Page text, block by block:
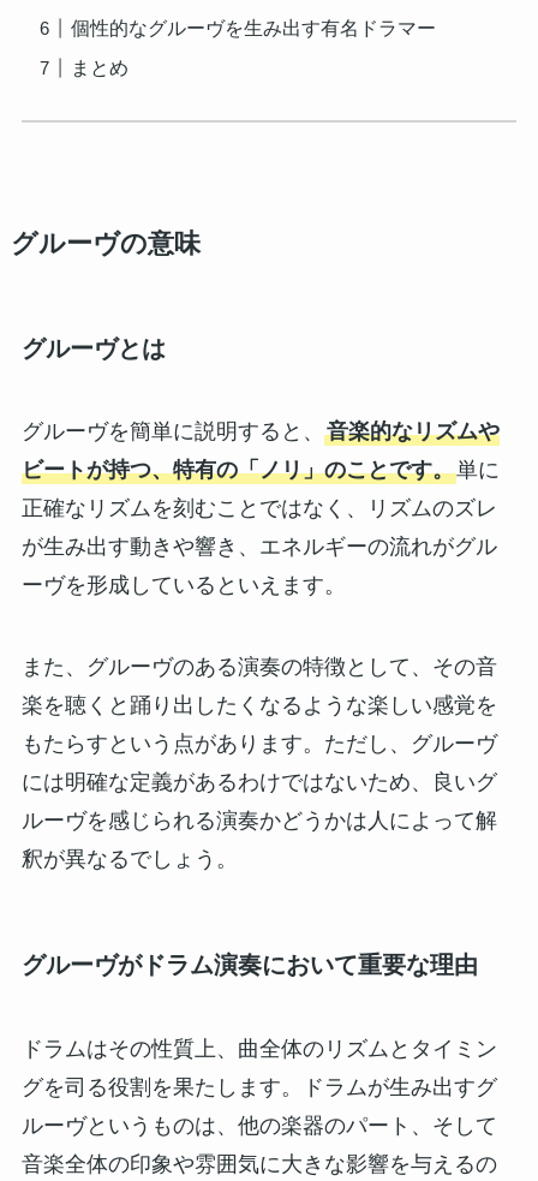
個性的なグルーヴを生み出す有名ドラマー
まとめ
グルーヴの意味
グルーヴとは
グルーヴを簡単に説明すると、 音楽的なリズムや
ビートが持つ、特有の「ノリ」のことです。単に
正確なリズムを刻むことではなく、リズムのズレ
が生み出す動きや響き、エネルギーの流れがグル
ーヴを形成しているといえます。
また、グルーヴのある演奏の特徴として、その音
楽を聴くと踊り出したくなるような楽しい感覚を
もたらすという点があります。ただし、グルーヴ
には明確な定義があるわけではないため、良いグ
ルーヴを感じられる演奏かどうかは人によって解
釈が異なるでしょう。
グルーヴがドラム演奏において重要な理由
ドラムはその性質上、曲全体のリズムとタイミン
グを司る役割を果たします。ドラムが生み出すグ
ルーヴというものは、他の楽器のパート、そして
音楽全体の印象や雰囲気に大きな影響を与えるの